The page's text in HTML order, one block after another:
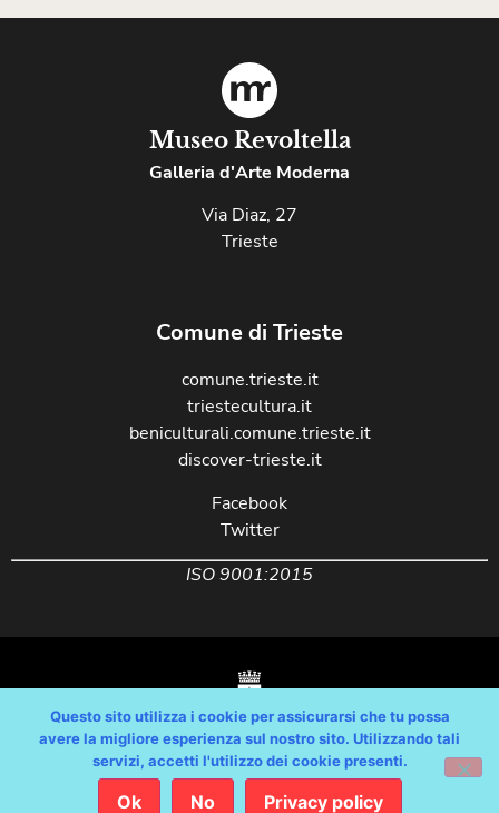
Museo Revoltella
Galleria d'Arte Moderna
Via Diaz, 27
Trieste
Comune di Trieste
comune.trieste.it
triestecultura.it
beniculturali.comune.trieste.it
discover-trieste.it
Facebook
Twitter
ISO 9001:2015
Copyright © Comune di Trieste – partita Iva 00210240321 – tutti i diritti
riservati / Progetto e Sviluppo Media Technologies Srl /
Feedback
Dichiarazione Accessibilità AGID
Questo sito utilizza i cookie per assicurarsi che tu possa
avere la migliore esperienza sul nostro sito. Utilizzando tali
servizi, accetti l'utilizzo dei cookie presenti.
Ok No Privacy policy